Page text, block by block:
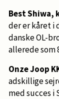
Best Shiwa,
der er kåret i
danske OL-
allerede som
Onze Joop
adskillige
med succes i